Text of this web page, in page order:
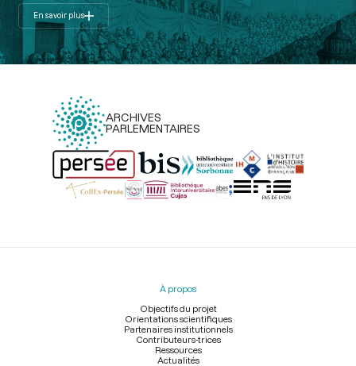
En savoir plus
ARCHIVES
PARLEMENTAIRES
Menu
À propos
Objectifs du projet
Orientations scientifiques
Partenaires institutionnels
Contributeurs-trices
Ressources
Actualités